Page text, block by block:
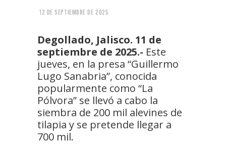
12 DE SEPTIEMBRE DE 2025
Degollado, Jalisco. 11 de
septiembre de 2025.- Este
jueves, en la presa “Guillermo
Lugo Sanabria”, conocida
popularmente como “La
Pólvora” se llevó a cabo la
siembra de 200 mil alevines de
tilapia y se pretende llegar a
700 mil.